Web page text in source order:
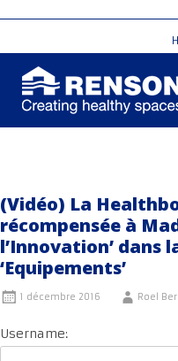
(Vidéo) La
récompensée à
l’Innovation’ dans
‘Equipements’
1 décembre 2016 Roel
Username: